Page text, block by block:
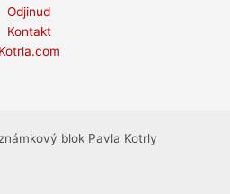
Odjinud
Kontakt
Kotrla.com
blok Pavla Kotrly